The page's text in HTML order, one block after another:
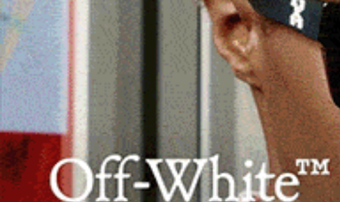
Oltre 120 danzatori e pubblico delle grandi
organizzata dall’AM Asd Studio Danza e Fitness.
dei super ospiti Francesca Tocca e Kledi Kadiu.